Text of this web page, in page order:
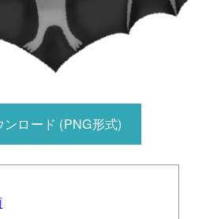
ンロード (PNG形式)